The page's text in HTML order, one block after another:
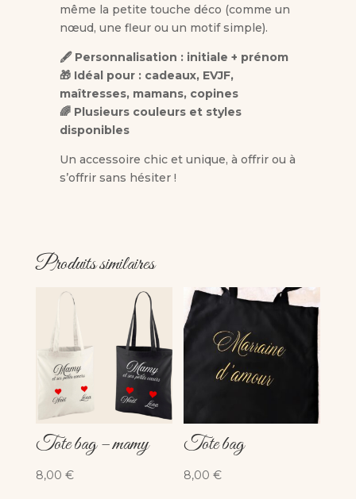
même la petite touche déco (comme un
nœud, une fleur ou un motif simple).
🖋 Personnalisation : initiale + prénom
🎁 Idéal pour : cadeaux, EVJF,
maîtresses, mamans, copines
🌈 Plusieurs couleurs et styles
disponibles
Un accessoire chic et unique, à offrir ou à
s’offrir sans hésiter !
Produits similaires
Tote bag – mamy
8,00 €
Tote bag
8,00€